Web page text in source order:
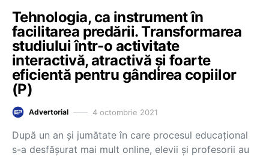
Tehnologia, ca instrument în
facilitarea predării. Transformarea
studiului într-o activitate
interactivă, atractivă și foarte
eficientă pentru gândirea copiilor
(P)
Advertorial 4 octombrie 2021
După un an și jumătate în care procesul educațional
s-a desfășurat mai mult online, elevii și profesorii au